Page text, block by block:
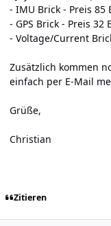
- IMU Brick - Preis 85
- GPS Brick - Preis 32
- Voltage/Current
Zusätzlich kommen
einfach per E-Mail
Grüße,
Christian
Zitieren